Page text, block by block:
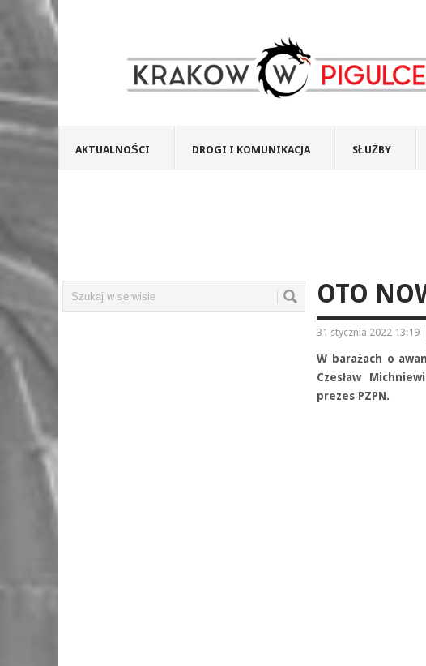
AKTUALNOŚCI DROGI I KOMUNIKACJA SŁUŻBY
OTO
31 stycznia 2022 13:19
W barażach o
Czesław
prezes PZPN.